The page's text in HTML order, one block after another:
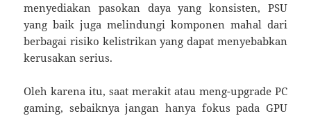
menyediakan pasokan daya yang konsisten, PSU
yang baik juga melindungi komponen mahal dari
berbagai risiko kelistrikan yang dapat menyebabkan
kerusakan serius.
Oleh karena itu, saat merakit atau meng-upgrade PC
gaming, sebaiknya jangan hanya fokus pada GPU